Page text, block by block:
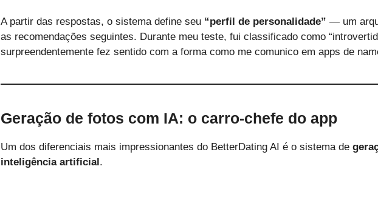
A partir das respostas, o sistema define seu “perfil de personalidade” — um
as recomendações seguintes. Durante meu teste, fui classificado como
surpreendentemente fez sentido com a forma como me comunico em apps de
Geração de fotos com IA: o carro-chefe do app
Um dos diferenciais mais impressionantes do BetterDating AI é o sistema de
inteligência artificial.